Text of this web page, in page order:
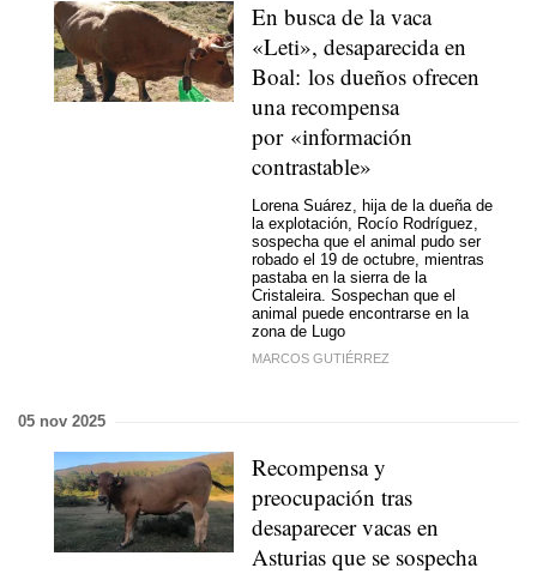
En busca de la vaca
«Leti», desaparecida en
Boal: los dueños ofrecen
una recompensa
por «información
contrastable»
Lorena Suárez, hija de la dueña de
la explotación, Rocío Rodríguez,
sospecha que el animal pudo ser
robado el 19 de octubre, mientras
pastaba en la sierra de la
Cristaleira. Sospechan que el
animal puede encontrarse en la
zona de Lugo
MARCOS GUTIÉRREZ
05 nov 2025
Recompensa y
preocupación tras
desaparecer vacas en
Asturias que se sospecha